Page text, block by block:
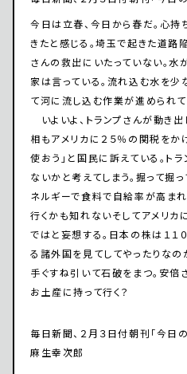
今日は立春、今日から春だ。心
きたと感じる。埼玉で起きた道
さんの救出にいたっていない。
家は言っている。流れ込む水を
て河に流し込む作業が進められて
いよいよ、トランプさんが動き出
相もアメリカに２５％の関税をか
使おう」と国民に訴えている。ト
ないかと考えてしまう。掘って掘
ネルギーで食料で自給率が高ま
行くかも知れないそしてアメリ
ではと妄想する。日本の株は１１
る諸外国を見てしてやったりなの
手ぐすね引いて石破をまつ。安倍
お土産に持って行く？
毎日新聞、２月３日付朝刊「今
麻生幸次郎